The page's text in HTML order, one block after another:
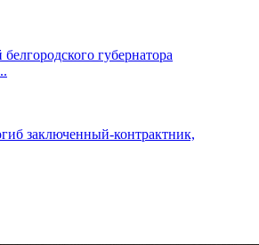
губернатора
заключенный‑контрактник,